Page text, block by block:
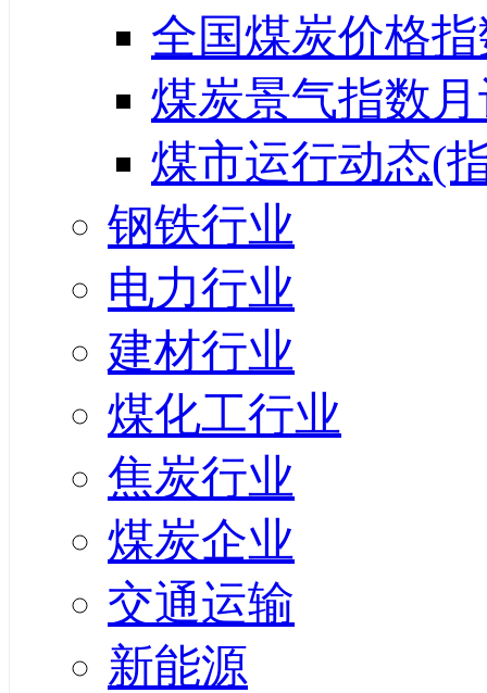
全国煤炭价格
煤炭景气指数
煤市运行动态(
钢铁行业
电力行业
建材行业
煤化工行业
焦炭行业
煤炭企业
交通运输
新能源